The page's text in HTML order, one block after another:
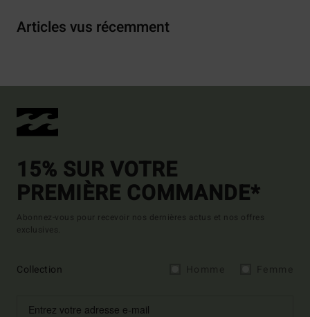
Articles vus récemment
15% SUR VOTRE
PREMIÈRE COMMANDE*
Abonnez-vous pour recevoir nos dernières actus et nos offres
exclusives.
Collection